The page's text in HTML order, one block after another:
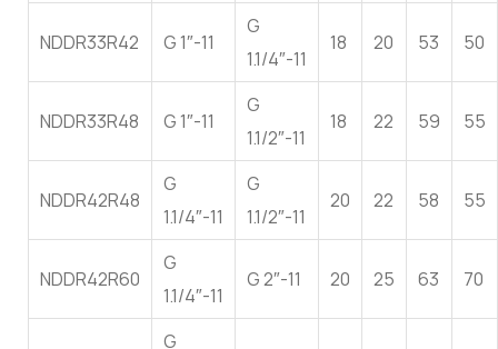
NDDR33R42 G 1″-11
G
1.1/4″-11
18 20 53 50
NDDR33R48 G 1″-11
G
1.1/2″-11
18 22 59 55
NDDR42R48
G
1.1/4″-11
G
1.1/2″-11
20 22 58 55
NDDR42R60
G
1.1/4″-11
G 2″-11 20 25 63 70
G